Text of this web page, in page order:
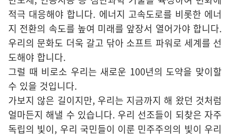
적극 대응해야 합니다. 에너지 고속도로를 비롯한 에너
지 전환의 속도를 높여 미래를 앞장서 열어가야 합니다.
우리의 문화도 더욱 갈고 닦아 소프트 파워로 세계를 선
도해야 합니다.
그럴 때 비로소 우리는 새로운 100년의 도약을 맞이할
수 있을 것입니다.
가보지 않은 길이지만, 우리는 지금까지 해 왔던 것처럼
얼마든지 해낼 수 있습니다. 우리 선조들이 되찾은 자주
독립의 빛이, 우리 국민들이 이룬 민주주의의 빛이 우리